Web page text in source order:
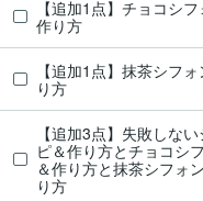
【追加1点】チョコシ
作り方
【追加1点】抹茶シフ
り方
【追加3点】失敗しな
ピ＆作り方とチョコシ
＆作り方と抹茶シフォ
り方